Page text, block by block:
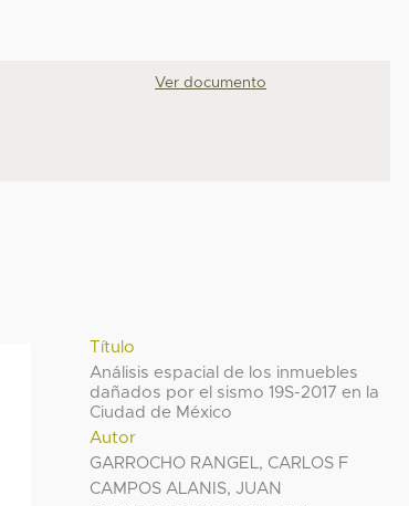
Ver documento
Título
Análisis espacial de los inmuebles
dañados por el sismo 19S-2017 en la
Ciudad de México
Autor
GARROCHO RANGEL, CARLOS F
CAMPOS ALANIS, JUAN